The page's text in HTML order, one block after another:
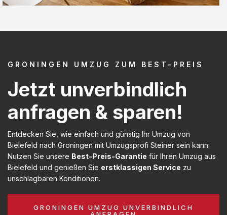
GRONINGEN UMZUG ZUM BEST-PREIS
Jetzt unverbindlich
anfragen & sparen!
Entdecken Sie, wie einfach und günstig Ihr Umzug von
Bielefeld nach Groningen mit Umzugsprofi Steiner sein kann:
Nutzen Sie unsere Best-Preis-Garantie für Ihren Umzug aus
Bielefeld und genießen Sie erstklassigen Service zu
unschlagbaren Konditionen.
GRONINGEN UMZUG UNVERBINDLICH